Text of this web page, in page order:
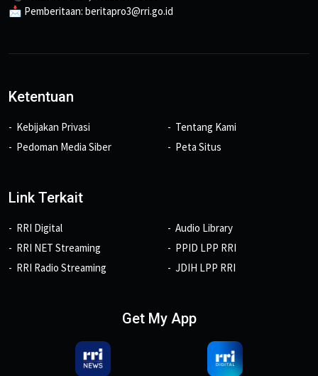
📩 Pemberitaan: beritapro3@rri.go.id
Ketentuan
Kebijakan Privasi
Pedoman Media Siber
Tentang Kami
Peta Situs
Link Terkait
RRI Digital
RRI NET Streaming
RRI Radio Streaming
Audio Library
PPID LPP RRI
JDIH LPP RRI
Get My App